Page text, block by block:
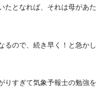
たとなれば、それは母があた
るので、続き早く！と急かし
りすぎて気象予報士の勉強を